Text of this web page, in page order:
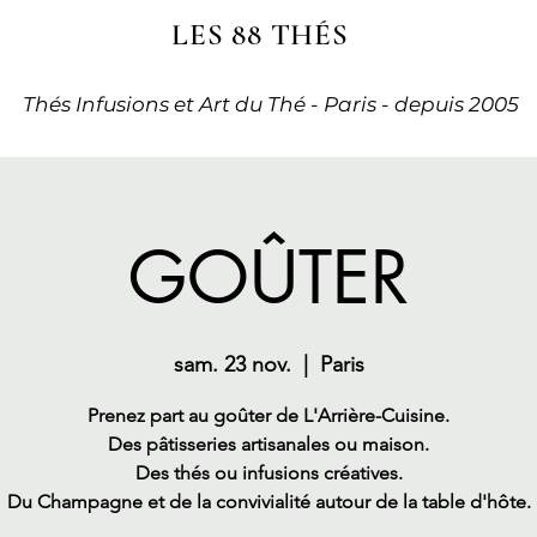
LES 88 THÉS
Thés Infusions et Art du Thé - Paris - depuis 2005
GOÛTER
sam. 23 nov. Paris
Prenez part au goûter de L'Arrière-Cuisine.
Des pâtisseries artisanales ou maison.
Des thés ou infusions créatives.
Du Champagne et de la convivialité autour de la table d'hôte.